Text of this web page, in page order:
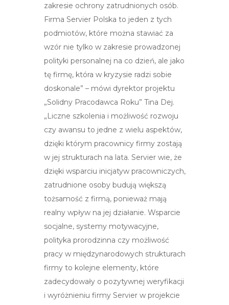
zakresie ochrony zatrudnionych osób.
Firma Servier Polska to jeden z tych
podmiotów, które można stawiać za
wzór nie tylko w zakresie prowadzonej
polityki personalnej na co dzień, ale jako
tę firmę, która w kryzysie radzi sobie
doskonale” – mówi dyrektor projektu
„Solidny Pracodawca Roku” Tina Dej.
„Liczne szkolenia i możliwość rozwoju
czy awansu to jedne z wielu aspektów,
dzięki którym pracownicy firmy zostają
w jej strukturach na lata. Servier wie, że
dzięki wsparciu inicjatyw pracowniczych,
zatrudnione osoby budują większą
tożsamość z firmą, ponieważ mają
realny wpływ na jej działanie. Wsparcie
socjalne, systemy motywacyjne,
polityka prorodzinna czy możliwość
pracy w międzynarodowych strukturach
firmy to kolejne elementy, które
zadecydowały o pozytywnej weryfikacji
i wyróżnieniu firmy Servier w projekcie